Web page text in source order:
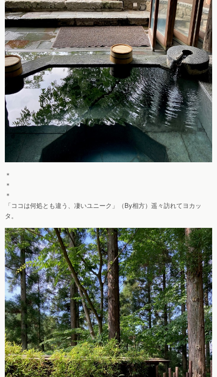
＊
＊
＊
「ココは何処とも違う、凄いユニーク」（By相方）遥々訪れてヨカッ
タ。